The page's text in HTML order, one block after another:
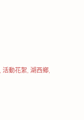
活動花絮 湖西鄉